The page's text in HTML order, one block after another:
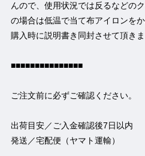
んので、使用状況では反るなどの
の場合は低温で当て布アイロンを
購入時に説明書き同封させて頂きま
■■■■■■■■■■■■■■■
ご注文前に必ずご確認ください。
出荷目安／ご入金確認後7日以内
発送／宅配便（ヤマト運輸）